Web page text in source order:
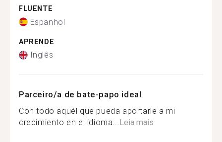
FLUENTE
Espanhol
APRENDE
Inglês
Parceiro/a de bate-papo ideal
Con todo aquél que pueda aportarle a mi
crecimiento en el idioma...Leia mais